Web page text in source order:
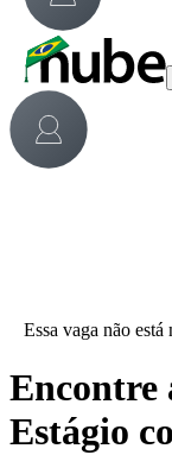
Essa vaga não
Encontre
Estágio